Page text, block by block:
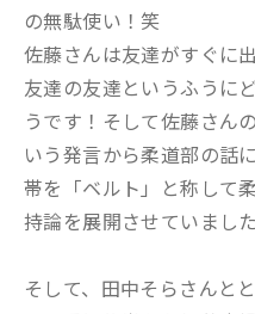
の無駄使い！笑
佐藤さんは友達がすぐに
友達の友達というふうに
うです！そして佐藤さん
いう発言から柔道部の話
帯を「ベルト」と称して
持論を展開させていまし
そして、田中そらさんと